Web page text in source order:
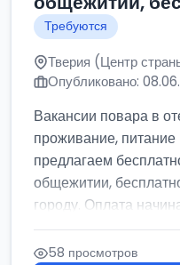
Требуются
Тверия (Центр
Опубликовано:
Вакансии повара в
проживание,
предлагаем
общежитии,
городу. Оплата
58 просмотров